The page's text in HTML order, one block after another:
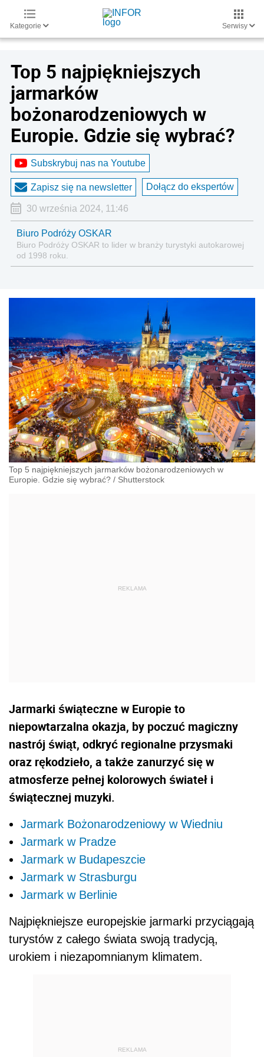
Kategorie Serwisy
Top 5 najpiękniejszych
jarmarków
bożonarodzeniowych w
Europie. Gdzie się wybrać?
Subskrybuj nas na Youtube
Zapisz się na newsletter Dołącz do ekspertów
30 września 2024, 11:46
Biuro Podróży OSKAR
Biuro Podróży OSKAR to lider w branży turystyki autokarowej
od 1998 roku.
Top 5 najpiękniejszych jarmarków bożonarodzeniowych w
Europie. Gdzie się wybrać? / Shutterstock
Jarmarki świąteczne w Europie to
niepowtarzalna okazja, by poczuć magiczny
nastrój świąt, odkryć regionalne przysmaki
oraz rękodzieło, a także zanurzyć się w
atmosferze pełnej kolorowych świateł i
świątecznej muzyki.
Jarmark Bożonarodzeniowy w Wiedniu
Jarmark w Pradze
Jarmark w Budapeszcie
Jarmark w Strasburgu
Jarmark w Berlinie
Najpiękniejsze europejskie jarmarki przyciągają
turystów z całego świata swoją tradycją,
urokiem i niezapomnianym klimatem.
REKLAMA